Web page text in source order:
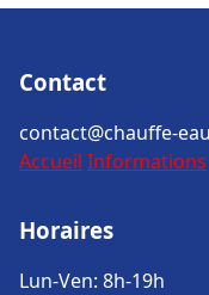
Contact
contact@chauffe-
Accueil Informations
Horaires
Lun-Ven: 8h-19h